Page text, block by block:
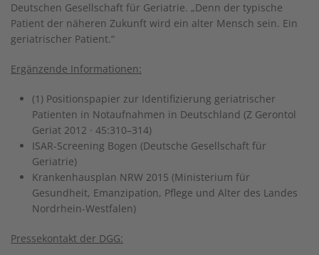
Deutschen Gesellschaft für Geriatrie. „Denn der typische
Patient der näheren Zukunft wird ein alter Mensch sein. Ein
geriatrischer Patient.“
Ergänzende Informationen:
(1) Positionspapier zur Identifizierung geriatrischer
Patienten in Notaufnahmen in Deutschland (Z Gerontol
Geriat 2012 · 45:310–314)
ISAR-Screening Bogen (Deutsche Gesellschaft für
Geriatrie)
Krankenhausplan NRW 2015 (Ministerium für
Gesundheit, Emanzipation, Pflege und Alter des Landes
Nordrhein-Westfalen)
Pressekontakt der DGG: